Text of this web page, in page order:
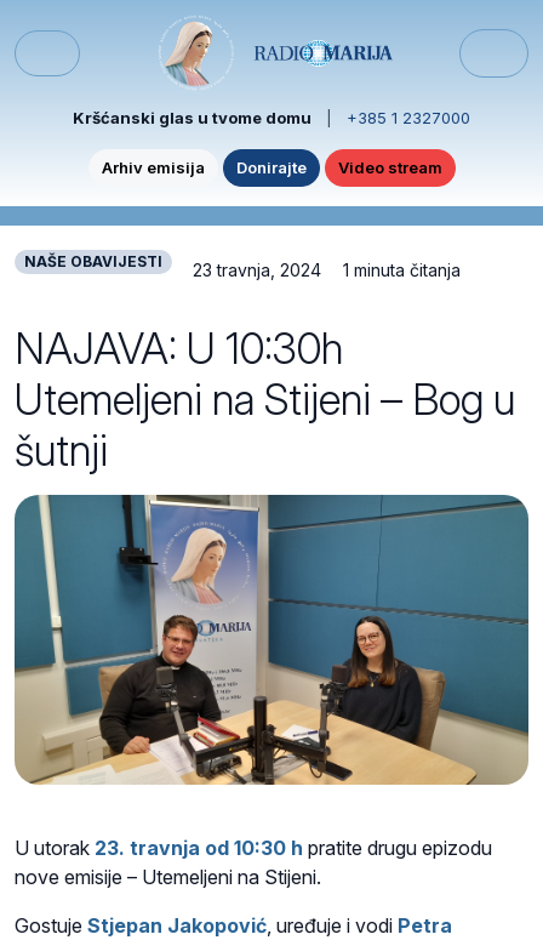
Menu
Kršćanski glas u tvome domu +385 1 2327000
Arhiv emisija Donirajte Video stream
NAŠE OBAVIJESTI 23 travnja, 2024 1 minuta čitanja
NAJAVA: U 10:30h
Utemeljeni na Stijeni – Bog u
šutnji
U utorak 23. travnja od 10:30 h pratite drugu epizodu
nove emisije – Utemeljeni na Stijeni.
Gostuje Stjepan Jakopović , uređuje i vodi Petra